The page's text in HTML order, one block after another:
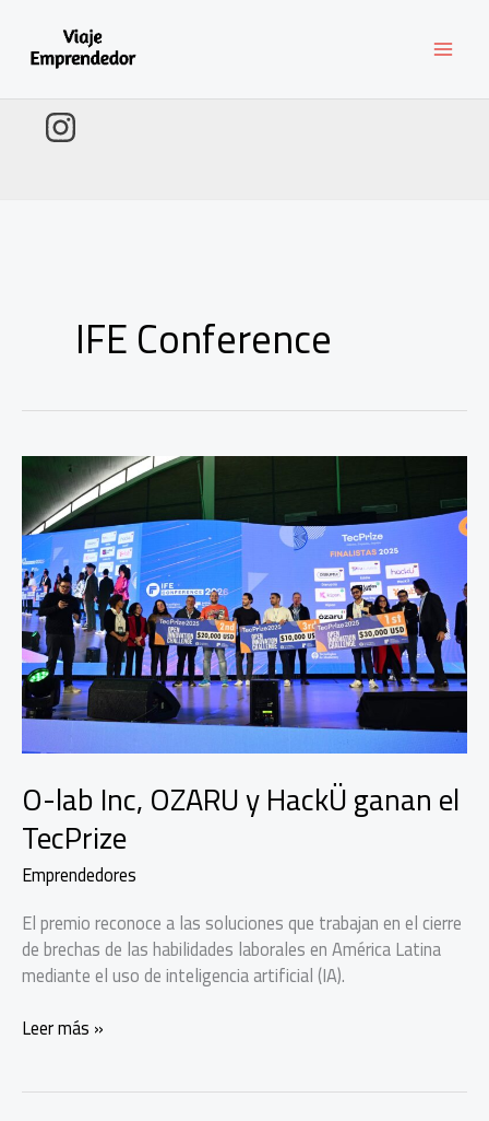
contenido
IFE Conference
O-lab Inc, OZARU y HackÜ ganan el
TecPrize
Emprendedores
El premio reconoce a las soluciones que trabajan en el cierre
de brechas de las habilidades laborales en América Latina
mediante el uso de inteligencia artificial (IA).
O-
Leer más »